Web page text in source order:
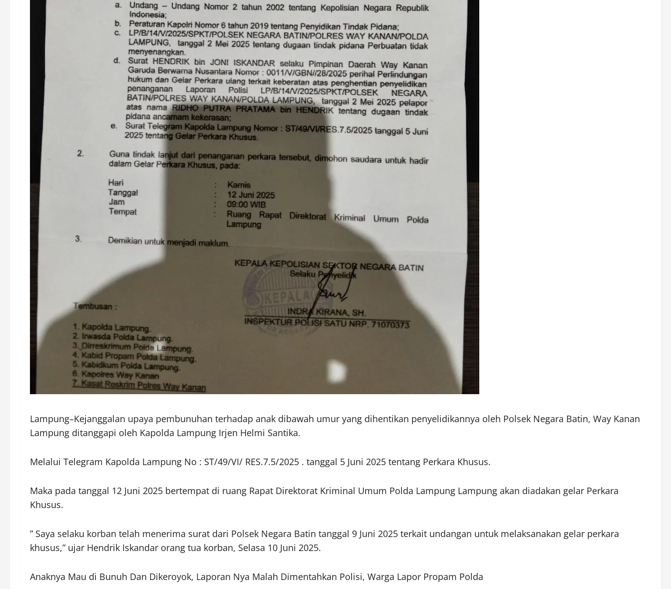
Lampung–Kejanggalan upaya pembunuhan terhadap anak dibawah umur yang dihentikan penyelidikannya oleh Polsek Negara Batin, Way Kanan
Lampung ditanggapi oleh Kapolda Lampung Irjen Helmi Santika.
Melalui Telegram Kapolda Lampung No : ST/49/VI/ RES.7.5/2025 . tanggal 5 Juni 2025 tentang Perkara Khusus.
Maka pada tanggal 12 Juni 2025 bertempat di ruang Rapat Direktorat Kriminal Umum Polda Lampung Lampung akan diadakan gelar Perkara
Khusus.
” Saya selaku korban telah menerima surat dari Polsek Negara Batin tanggal 9 Juni 2025 terkait undangan untuk melaksanakan gelar perkara
khusus,” ujar Hendrik Iskandar orang tua korban, Selasa 10 Juni 2025.
Anaknya Mau di Bunuh Dan Dikeroyok, Laporan Nya Malah Dimentahkan Polisi, Warga Lapor Propam Polda